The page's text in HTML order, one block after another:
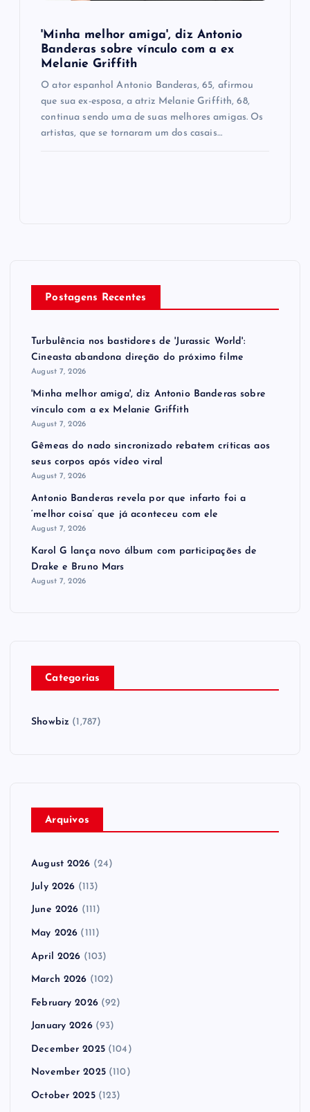
'Minha melhor amiga', diz Antonio
Banderas sobre vínculo com a ex
Melanie Griffith
O ator espanhol Antonio Banderas, 65, afirmou
que sua ex-esposa, a atriz Melanie Griffith, 68,
continua sendo uma de suas melhores amigas. Os
artistas, que se tornaram um dos casais…
Postagens Recentes
Turbulência nos bastidores de 'Jurassic World':
Cineasta abandona direção do próximo filme
August 7, 2026
'Minha melhor amiga', diz Antonio Banderas sobre
vínculo com a ex Melanie Griffith
August 7, 2026
Gêmeas do nado sincronizado rebatem críticas ​a​os
seus corpos após vídeo viral
August 7, 2026
Antonio Banderas revela por que infarto foi a
‘melhor coisa’ que já aconteceu com ele
August 7, 2026
Karol G lança novo álbum com participações de
Drake e Bruno Mars
August 7, 2026
Categorias
Showbiz (1,787)
Arquivos
August 2026 (24)
July 2026 (113)
June 2026 (111)
May 2026 (111)
April 2026 (103)
March 2026 (102)
February 2026(92)
January 2026(93)
December 2025(104)
November 2025(110)
October 2025(123)